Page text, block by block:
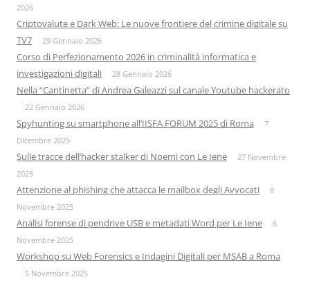
2026
Criptovalute e Dark Web: Le nuove frontiere del crimine digitale su
TV7
29 Gennaio 2026
Corso di Perfezionamento 2026 in criminalità informatica e
investigazioni digitali
28 Gennaio 2026
Nella “Cantinetta” di Andrea Galeazzi sul canale Youtube hackerato
22 Gennaio 2026
Spyhunting su smartphone all’IISFA FORUM 2025 di Roma
7
Dicembre 2025
Sulle tracce dell’hacker stalker di Noemi con Le Iene
27 Novembre
2025
Attenzione al phishing che attacca le mailbox degli Avvocati
8
Novembre 2025
Analisi forense di pendrive USB e metadati Word per Le Iene
6
Novembre 2025
Workshop su Web Forensics e Indagini Digitali per MSAB a Roma
5 Novembre 2025